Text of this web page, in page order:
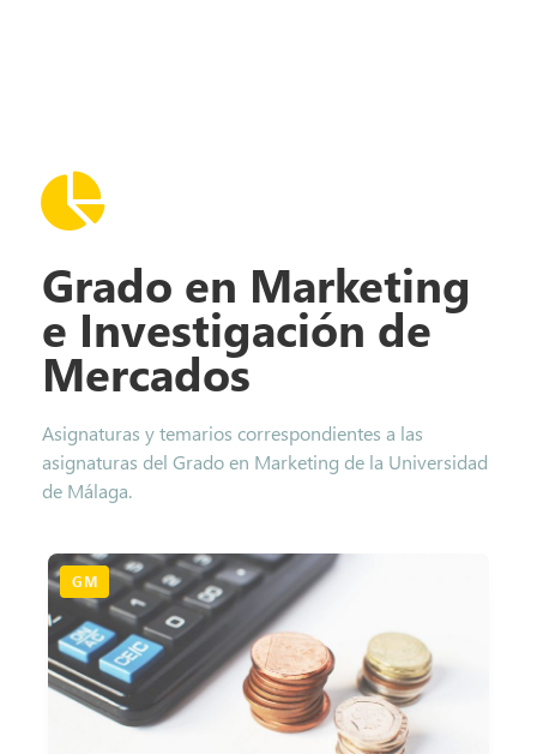
Grado en Marketing
e Investigación de
Mercados
Asignaturas y temarios correspondientes a las
asignaturas del Grado en Marketing de la Universidad
de Málaga.
GM